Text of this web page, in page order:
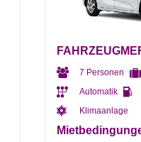
7 Personen
Automatik
Klimaanlage